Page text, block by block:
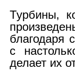
Турбины,
благодаря
с
делает их